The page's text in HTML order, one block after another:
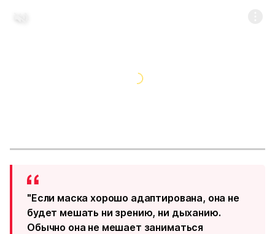
"Если маска хорошо адаптирована, она не
будет мешать ни зрению, ни дыханию.
Обычно она не мешает заниматься